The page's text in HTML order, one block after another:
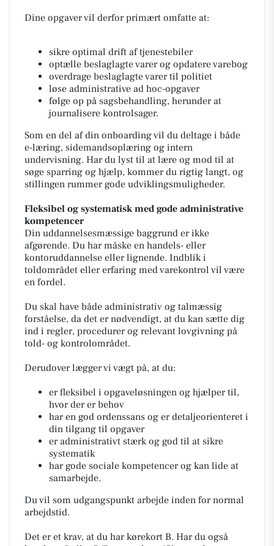
Dine opgaver vil derfor primært omfatte at:
sikre optimal drift af tjenestebiler
optælle beslaglagte varer og opdatere varebog
overdrage beslaglagte varer til politiet
løse administrative ad hoc-opgaver
følge op på sagsbehandling, herunder at
journalisere kontrolsager.
Som en del af din onboarding vil du deltage i både
e-læring, sidemandsoplæring og intern
undervisning. Har du lyst til at lære og mod til at
søge sparring og hjælp, kommer du rigtig langt, og
stillingen rummer gode udviklingsmuligheder.
Fleksibel og systematisk med gode administrative
kompetencer
Din uddannelsesmæssige baggrund er ikke
afgørende. Du har måske en handels- eller
kontoruddannelse eller lignende. Indblik i
toldområdet eller erfaring med varekontrol vil være
en fordel.
Du skal have både administrativ og talmæssig
forståelse, da det er nødvendigt, at du kan sætte dig
ind i regler, procedurer og relevant lovgivning på
told- og kontrolområdet.
Derudover lægger vi vægt på, at du:
er fleksibel i opgaveløsningen og hjælper til,
hvor der er behov
har en god ordenssans og er detaljeorienteret i
din tilgang til opgaver
er administrativt stærk og god til at sikre
systematik
har gode sociale kompetencer og kan lide at
samarbejde.
Du vil som udgangspunkt arbejde inden for normal
arbejdstid.
Det er et krav, at du har kørekort B. Har du også